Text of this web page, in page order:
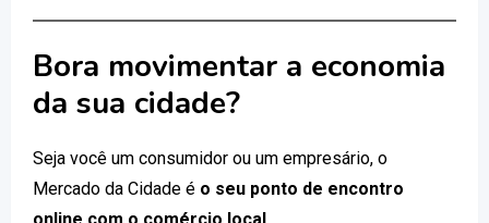
Bora movimentar a economia
da sua cidade?
Seja você um consumidor ou um empresário, o
Mercado da Cidade é o seu ponto de encontro